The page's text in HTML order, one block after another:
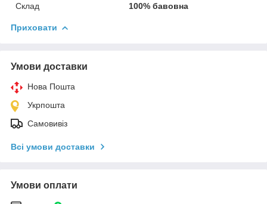
Склад
100% бавовна
Приховати
Умови доставки
Нова Пошта
Укрпошта
Самовивіз
Всі умови доставки
Умови оплати